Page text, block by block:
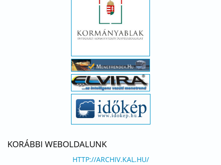
KORÁBBI WEBOLDALUNK
HTTP://ARCHIV.KAL.HU/